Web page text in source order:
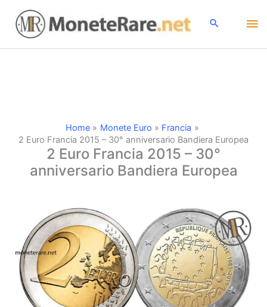
contenuto
Home Monete Euro
Francia
2 Euro Francia 2015 – 30° anniversario Bandiera Europea
2 Euro Francia 2015 – 30°
anniversario Bandiera Europea